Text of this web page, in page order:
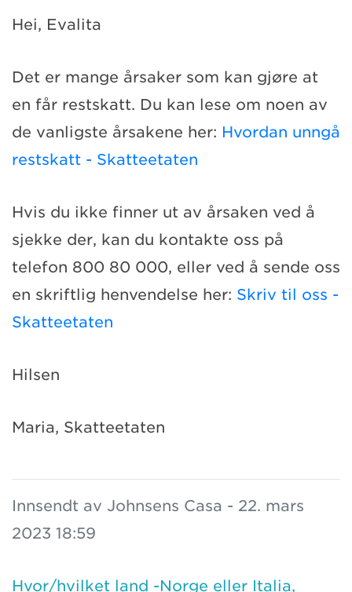
Hei, Evalita
Det er mange årsaker som kan gjøre at
en får restskatt. Du kan lese om noen av
de vanligste årsakene her: Hvordan unngå
restskatt - Skatteetaten
Hvis du ikke finner ut av årsaken ved å
sjekke der, kan du kontakte oss på
telefon 800 80 000, eller ved å sende oss
en skriftlig henvendelse her: Skriv til oss -
Skatteetaten
Hilsen
Maria, Skatteetaten
Innsendt av Johnsens Casa - 22. mars
2023 18:59
Hvor/hvilket land -Norge eller Italia,